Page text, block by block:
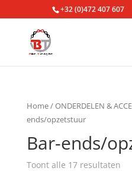
+32 (0)472 407 607
Home/ONDERDELEN &
ends/opzetstuur
Bar-ends/
Toont alle 17 resultaten